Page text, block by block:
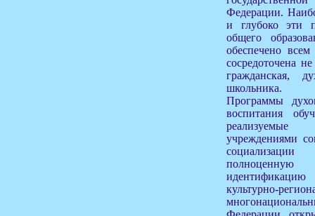
Федерации.
и глубоко эти
общего
обеспечено
сосредоточена
гражданская,
школьника.
Программы
воспитания
учреждениями
культурно-